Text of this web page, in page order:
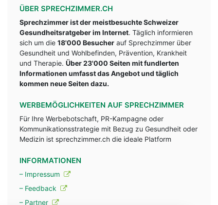
ÜBER SPRECHZIMMER.CH
Sprechzimmer ist der meistbesuchte Schweizer
Gesundheitsratgeber im Internet. Täglich informieren
sich um die 18'000 Besucher auf Sprechzimmer über
Gesundheit und Wohlbefinden, Prävention, Krankheit
und Therapie. Über 23'000 Seiten mit fundlerten
Informationen umfasst das Angebot und täglich
kommen neue Seiten dazu.
WERBEMÖGLICHKEITEN AUF SPRECHZIMMER
Für Ihre Werbebotschaft, PR-Kampagne oder
Kommunikationsstrategie mit Bezug zu Gesundheit oder
Medizin ist sprechzimmer.ch die ideale Platform
INFORMATIONEN
– Impressum
– Feedback
– Partner